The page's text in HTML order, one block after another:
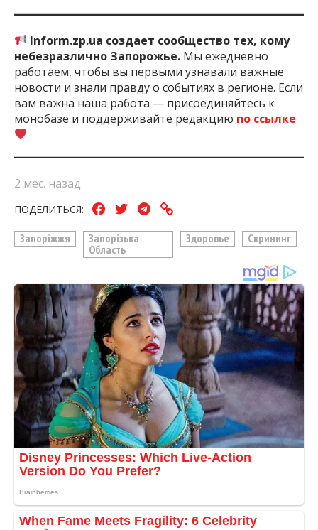
Inform.zp.ua создает сообщество тех, кому
небезразлично Запорожье. Мы ежедневно
работаем, чтобы вы первыми узнавали важные
новости и знали правду о событиях в регионе. Если
вам важна наша работа — присоединяйтесь к
монобазе и поддерживайте редакцию по ссылке
2 мес. назад
ПОДЕЛИТЬСЯ:
Запоріжжя
Запорізька
Область
Здоровье Скрининг